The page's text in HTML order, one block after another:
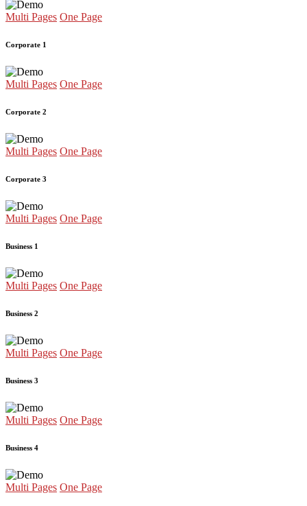
Multi Pages One Page
Corporate 1
Multi Pages One Page
Corporate 2
Multi Pages One Page
Corporate 3
Multi Pages One Page
Business 1
Multi Pages One Page
Business 2
Multi Pages One Page
Business 3
Multi Pages One Page
Business 4
Multi Pages One Page